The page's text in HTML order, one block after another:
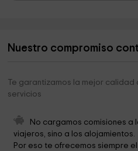
Museum of Photography, Antonio
Casa Palacio de los Amoraga
Museo Etnográfico
Museo Etnologico
Nuestro compromiso
Te garantizamos la mejor
servicios
No cargamos comisiones a
viajeros, sino a los alojamientos.
Por eso te ofrecemos siempre el